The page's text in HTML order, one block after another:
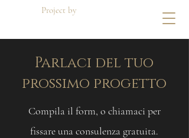
Project by
Parlaci del tuo
prossimo progetto
Compila il form, o chiamaci per
fissare una consulenza gratuita.